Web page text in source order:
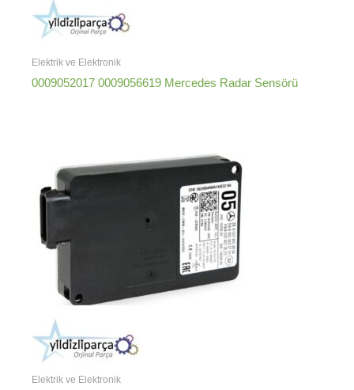
Elektrik ve Elektronik
0009052017 0009056619 Mercedes Radar Sensörü
Elektrik ve Elektronik